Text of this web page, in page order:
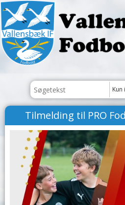
Kun
Tilmelding til PRO